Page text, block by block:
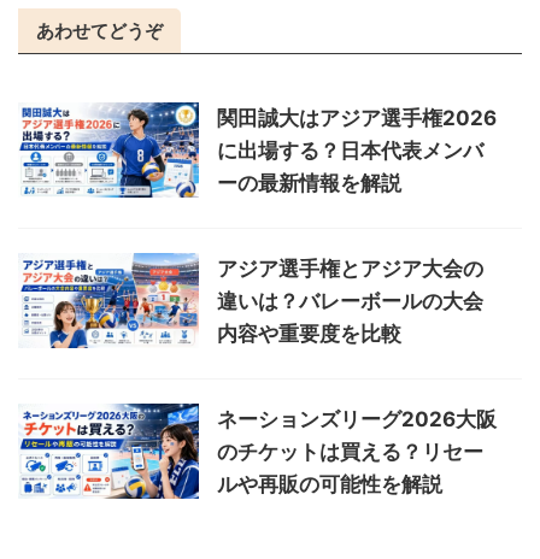
あわせてどうぞ
関田誠大はアジア選手権2026
に出場する？日本代表メンバ
ーの最新情報を解説
アジア選手権とアジア大会の
違いは？バレーボールの大会
内容や重要度を比較
ネーションズリーグ2026大阪
のチケットは買える？リセー
ルや再販の可能性を解説